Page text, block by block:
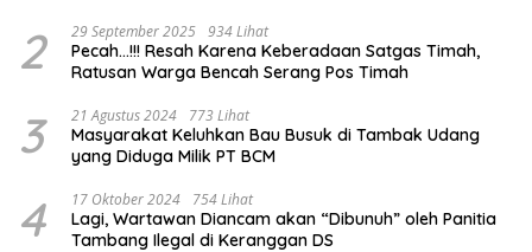
2 29 September 2025 934 Lihat
Pecah…!!! Resah Karena Keberadaan Satgas Timah,
Ratusan Warga Bencah Serang Pos Timah
3 21 Agustus 2024 773 Lihat
Masyarakat Keluhkan Bau Busuk di Tambak Udang
yang Diduga Milik PT BCM
4 17 Oktober 2024 754 Lihat
Lagi, Wartawan Diancam akan “Dibunuh” oleh Panitia
Tambang Ilegal di Keranggan DS